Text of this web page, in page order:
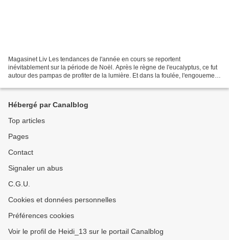
Magasinet Liv Les tendances de l'année en cours se reportent
inévitablement sur la période de Noël. Après le règne de l'eucalyptus, ce fut
autour des pampas de profiter de la lumière. Et dans la foulée, l'engouement
Hébergé par Canalblog
Top articles
Pages
Contact
Signaler un abus
C.G.U.
Cookies et données personnelles
Préférences cookies
Voir le profil de Heidi_13 sur le portail Canalblog